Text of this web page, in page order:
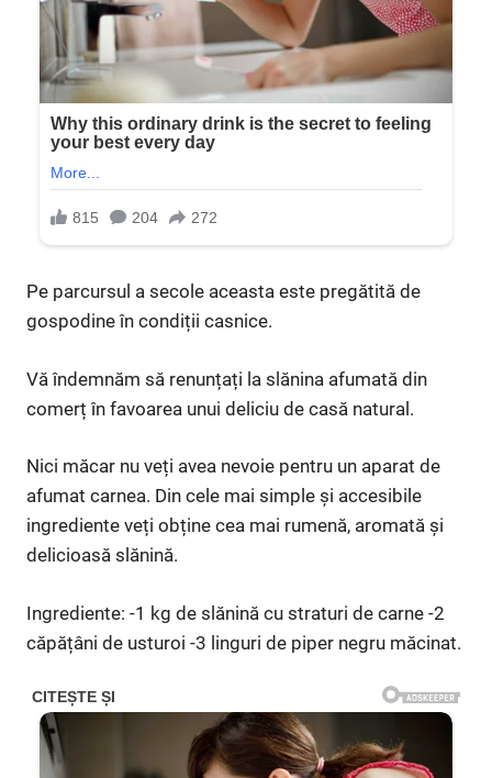
Pe parcursul a secole aceasta este pregătită de
gospodine în condiții casnice.
Vă îndemnăm să renunțați la slănina afumată din
comerț în favoarea unui deliciu de casă natural.
Nici măcar nu veți avea nevoie pentru un aparat de
afumat carnea. Din cele mai simple și accesibile
ingrediente veți obține cea mai rumenă, aromată și
delicioasă slănină.
Ingrediente: -1 kg de slănină cu straturi de carne -2
căpățâni de usturoi -3 linguri de piper negru măcinat.